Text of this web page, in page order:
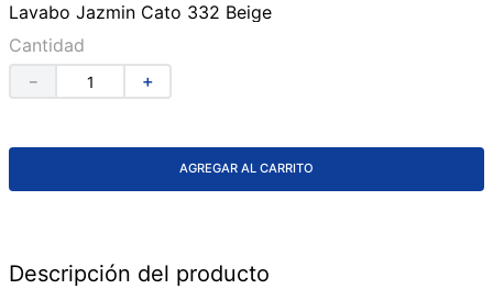
Lavabo Jazmin Cato 332 Beige
Cantidad
＋
－
AGREGAR AL CARRITO
Descripción del producto